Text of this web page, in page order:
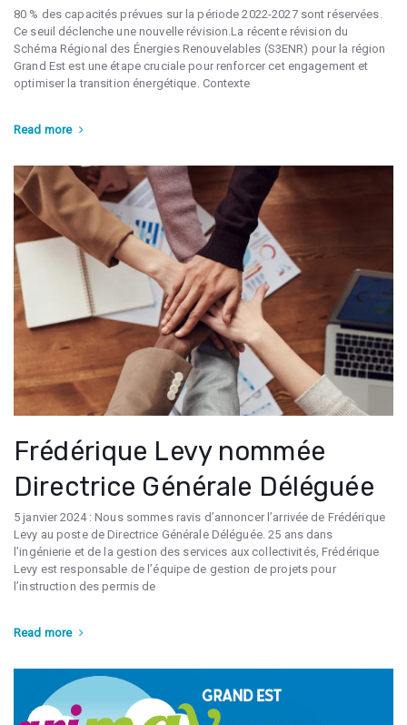
80 % des capacités prévues sur la période 2022-2027 sont réservées.
Ce seuil déclenche une nouvelle révision.La récente révision du
Schéma Régional des Énergies Renouvelables (S3ENR) pour la région
Grand Est est une étape cruciale pour renforcer cet engagement et
optimiser la transition énergétique. Contexte
Read more
Frédérique Levy nommée
Directrice Générale Déléguée
5 janvier 2024 : Nous sommes ravis d’annoncer l’arrivée de Frédérique
Levy au poste de Directrice Générale Déléguée. 25 ans dans
l’ingénierie et de la gestion des services aux collectivités, Frédérique
Levy est responsable de l’équipe de gestion de projets pour
l’instruction des permis de
Read more